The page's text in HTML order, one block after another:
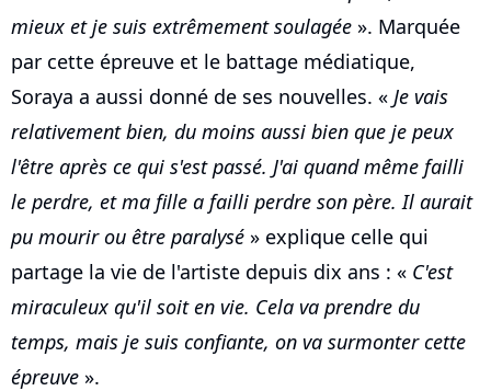
mieux et je suis extrêmement soulagée ». Marquée
par cette épreuve et le battage médiatique,
Soraya a aussi donné de ses nouvelles. « Je vais
relativement bien, du moins aussi bien que je peux
l'être après ce qui s'est passé. J'ai quand même failli
le perdre, et ma fille a failli perdre son père. Il aurait
pu mourir ou être paralysé » explique celle qui
partage la vie de l'artiste depuis dix ans : « C'est
miraculeux qu'il soit en vie. Cela va prendre du
temps, mais je suis confiante, on va surmonter cette
épreuve ».